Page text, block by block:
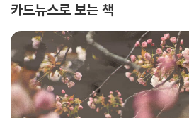
카드뉴스로 보는 책